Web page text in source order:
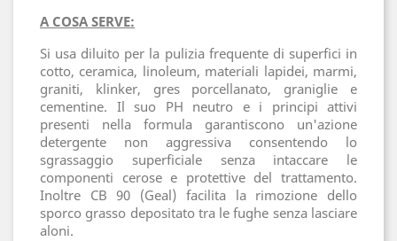
A COSA SERVE:
Si usa diluito per la pulizia frequente di superfici in
cotto, ceramica, linoleum, materiali lapidei, marmi,
graniti, klinker, gres porcellanato, graniglie e
cementine. Il suo PH neutro e i principi attivi
presenti nella formula garantiscono un'azione
detergente non aggressiva consentendo lo
sgrassaggio superficiale senza intaccare le
componenti cerose e protettive del trattamento.
Inoltre CB 90 (Geal) facilita la rimozione dello
sporco grasso depositato tra le fughe senza lasciare
aloni.